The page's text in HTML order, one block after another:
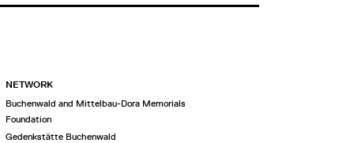
NETWORK
Buchenwald and Mittelbau-Dora Memorials
Foundation
Gedenkstätte Buchenwald